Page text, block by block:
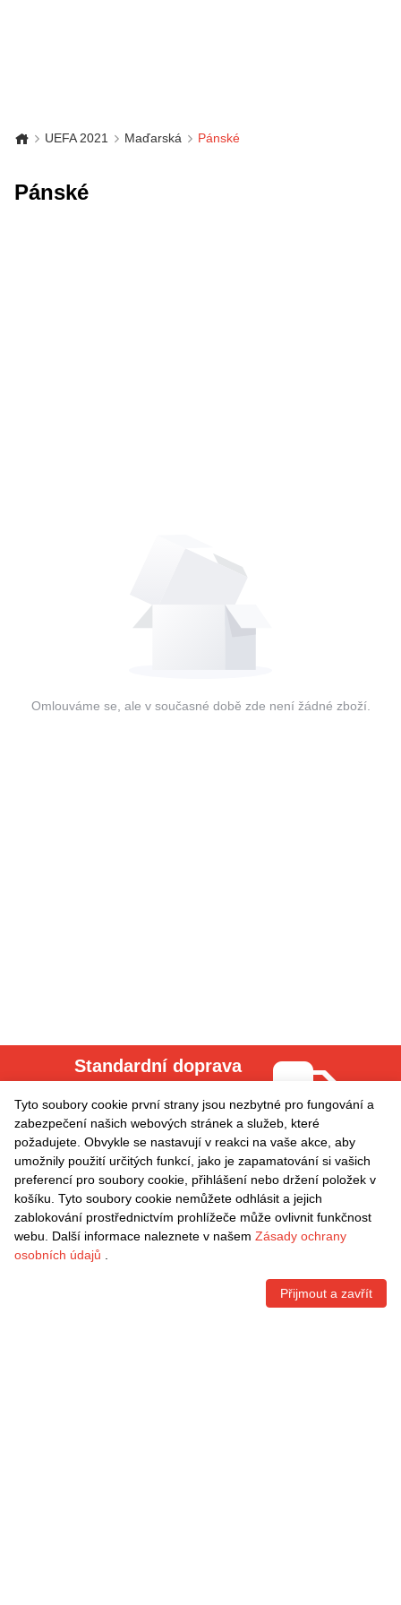
UEFA 2021 Maďarská Pánské
Pánské
Omlouváme se, ale v současné době zde není žádné zboží.
Standardní doprava
Odběr aktualit
Přihlášení
Informace
Tyto soubory cookie první strany jsou nezbytné pro fungování a
zabezpečení našich webových stránek a služeb, které
požadujete. Obvykle se nastavují v reakci na vaše akce, aby
umožnily použití určitých funkcí, jako je zapamatování si vašich
preferencí pro soubory cookie, přihlášení nebo držení položek v
košíku. Tyto soubory cookie nemůžete odhlásit a jejich
zablokování prostřednictvím prohlížeče může ovlivnit funkčnost
webu. Další informace naleznete v našem Zásady ochrany
osobních údajů
Přijmout a zavřít